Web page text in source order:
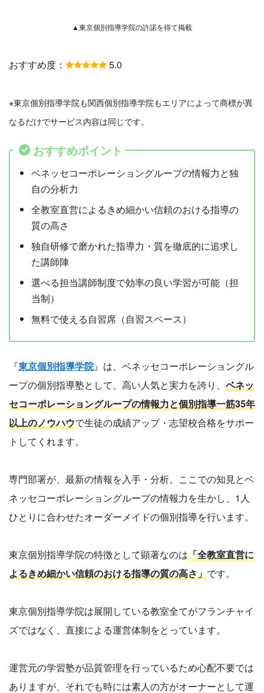
▲東京個別指導学院の許諾を得て掲載
おすすめ度： 5.0
※東京個別指導学院も関西個別指導学院もエリアによって商標が異
なるだけでサービス内容は同じです。
おすすめポイント
ベネッセコーポレーショングループの情報力と独
自の分析力
全教室直営によるきめ細かい信頼のおける指導の
質の高さ
独自研修で磨かれた指導力・質を徹底的に追求し
た講師陣
選べる担当講師制度で効率の良い学習が可能（担
当制）
無料で使える自習席（自習スペース）
『東京個別指導学院』は、ベネッセコーポレーショングル
ープの個別指導塾として、高い人気と実力を誇り、 ベネッ
セコーポレーショングループの情報力と個別指導一筋35年
以上のノウハウで生徒の成績アップ・志望校合格をサポー
トしてくれます。
専門部署が、最新の情報を入手・分析。ここでの知見とベ
ネッセコーポレーショングループの情報力を生かし、1人
ひとりに合わせたオーダーメイドの個別指導を行います。
東京個別指導学院の特徴として顕著なのは 「全教室直営に
よるきめ細かい信頼のおける指導の質の高さ」 です。
東京個別指導学院は展開している教室全てがフランチャイ
ズではなく、直接による運営体制をとっています。
運営元の学習塾が品質管理を行っているため心配不要では
ありますが、それでも時には素人の方がオーナーとして運